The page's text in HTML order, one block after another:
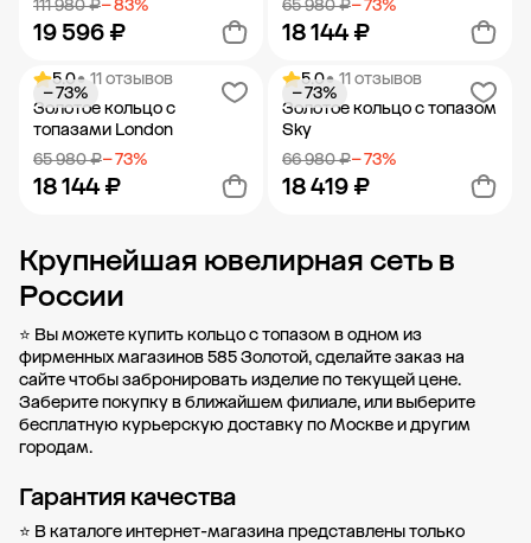
111 980 ₽− 83%
19 596 ₽
Добавить в корзину
65 980 ₽− 73%
18 144 ₽
Добавить в корзину
5.0• 11 отзывов
Золотое кольцо с
топазами London
65 980 ₽− 73%
18 144 ₽
− 73%
Добавить в корзину
5.0• 11 отзывов
Золотое кольцо с топазом
Sky
66 980 ₽− 73%
18 419 ₽
− 73%
Добавить в корзину
Крупнейшая ювелирная сеть в
России
⭐ Вы можете купить кольцо с топазом в одном из
фирменных магазинов 585 Золотой, сделайте заказ на
сайте чтобы забронировать изделие по текущей цене.
Заберите покупку вближайшем филиале, или выберите
бесплатную курьерскую доставку по Москве и другим
городам.
Гарантия качества
⭐ В каталоге интернет-магазина представлены только